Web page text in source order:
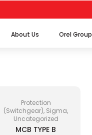
About Us Orel Group
Protection
(Switchgear), Sigma,
Uncategorized
MCB TYPE B